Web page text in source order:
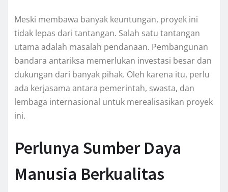
Meski membawa banyak keuntungan, proyek ini
tidak lepas dari tantangan. Salah satu tantangan
utama adalah masalah pendanaan. Pembangunan
bandara antariksa memerlukan investasi besar dan
dukungan dari banyak pihak. Oleh karena itu, perlu
ada kerjasama antara pemerintah, swasta, dan
lembaga internasional untuk merealisasikan proyek
ini.
Perlunya Sumber Daya
Manusia Berkualitas